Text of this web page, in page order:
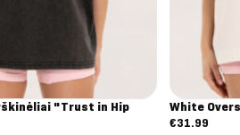
"Trust in Hip
White
€31.99